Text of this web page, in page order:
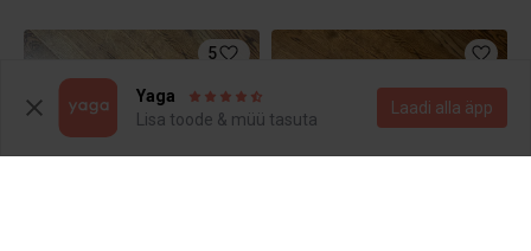
5
Yaga
Lisa toode & müü tasuta
Laadi alla äpp